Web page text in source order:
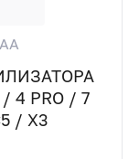
4 PRO / 7
/ X3